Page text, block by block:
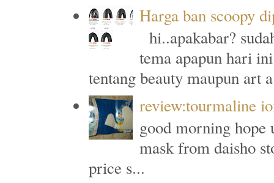
Harga ban scoopy
hi..apakabar?
tema apapun hari
tentang beauty maupun art
review:tourmaline
good morning
mask from daisho
price s...